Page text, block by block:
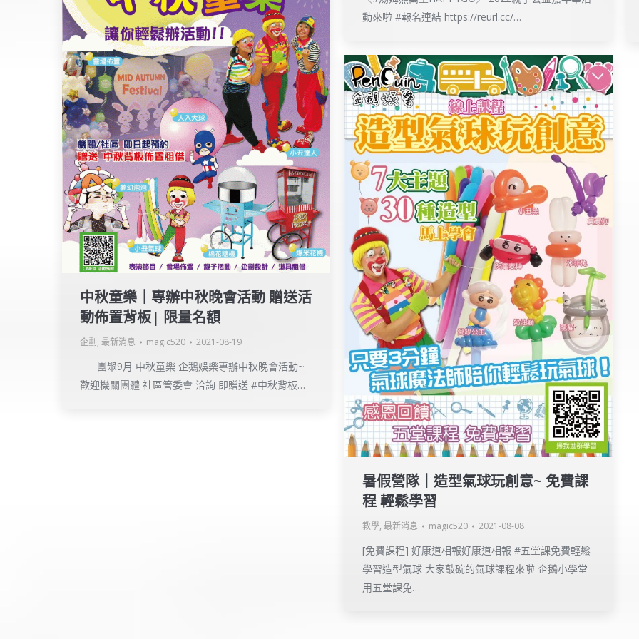
動來啦 #報名連結 https://reurl.cc/…
中秋童樂｜專辦中秋晚會活動 贈送活
動佈置背板| 限量名額
企劃 , 最新消息 magic520 2021-08-19
團聚9月 中秋童樂 企鵝娛樂專辦中秋晚會活動~
歡迎機關團體 社區管委會 洽詢 即贈送 #中秋背板…
暑假營隊｜造型氣球玩創意~ 免費課
程 輕鬆學習
教學, 最新消息 magic520 2021-08-08
[免費課程] 好康道相報好康道相報 #五堂課免費輕鬆
學習造型氣球 大家敲碗的氣球課程來啦 企鵝小學堂
用五堂課免…